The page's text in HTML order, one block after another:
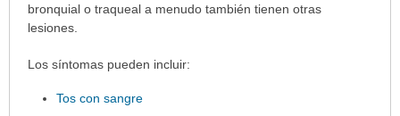
sido
bronquial o traqueal a menudo también tienen otras
lesiones.
Los síntomas pueden incluir:
Tos con sangre